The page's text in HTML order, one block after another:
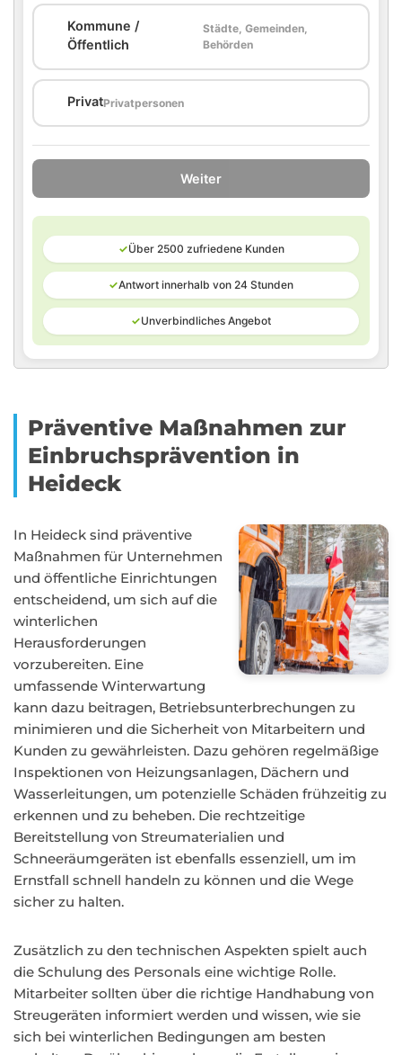
Kommune /
Öffentlich
Städte, Gemeinden,
Behörden
PrivatPrivatpersonen
Weiter
✓Über 2500 zufriedene Kunden
✓Antwort innerhalb von 24 Stunden
✓Unverbindliches Angebot
Präventive Maßnahmen zur
Einbruchsprävention in
Heideck
In Heideck sind präventive
Maßnahmen für Unternehmen
und öffentliche Einrichtungen
entscheidend, um sich auf die
winterlichen
Herausforderungen
vorzubereiten. Eine
umfassende Winterwartung
kann dazu beitragen, Betriebsunterbrechungen zu
minimieren und die Sicherheit von Mitarbeitern und
Kunden zu gewährleisten. Dazu gehören regelmäßige
Inspektionen von Heizungsanlagen, Dächern und
Wasserleitungen, um potenzielle Schäden frühzeitig zu
erkennen und zu beheben. Die rechtzeitige
Bereitstellung von Streumaterialien und
Schneeräumgeräten ist ebenfalls essenziell, um im
Ernstfall schnell handeln zu können und die Wege
sicher zu halten.
Zusätzlich zu den technischen Aspekten spielt auch
die Schulung des Personals eine wichtige Rolle.
Mitarbeiter sollten über die richtige Handhabung von
Streugeräten informiert werden und wissen, wie sie
sich bei winterlichen Bedingungen am besten